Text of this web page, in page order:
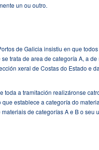
un ou outro.
de Galicia insistiu en que
trata de area de categoría A, a
xeral de Costas do Estado e
toda a tramitación realizáronse
establece a categoría do
de categorías A e B o seu